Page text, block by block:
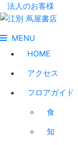
法人のお客様
MENU
HOME
アクセス
フロアガイド
食
知